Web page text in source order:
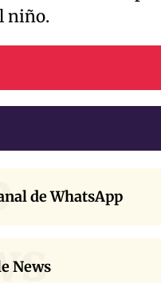
niño.
de WhatsApp
News